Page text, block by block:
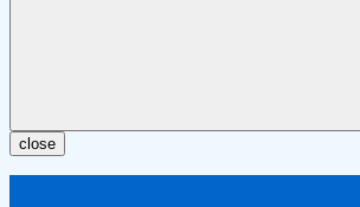
close